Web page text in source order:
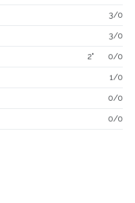
3/0
3/0
2" 0/0
1/0
0/0
0/0